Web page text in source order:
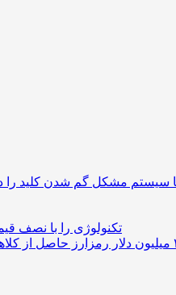
سیستم مشکل گم شدن کلید را
تکنولوژی را با نصف